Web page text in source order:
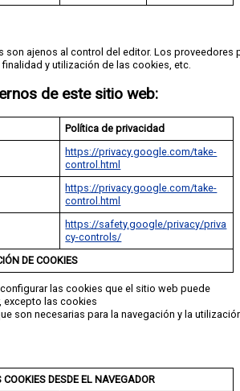
son ajenos al control del editor. Los
y utilización de las cookies, etc.
de este sitio web:
Política de privacidad
https://privacy.google.com/take-
control.html
https://privacy.google.com/take-
control.html
https://safety.google/privacy/priva
cy-controls/
DE COOKIES
las cookies que el sitio web puede
excepto las cookies
son necesarias para la navegación y la
DESDE EL NAVEGADOR